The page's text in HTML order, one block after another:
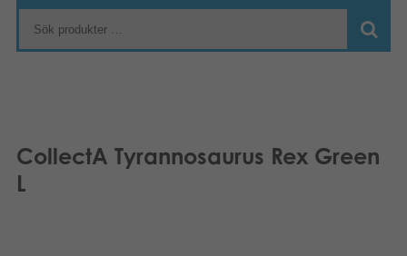
TACTIC
CollectA Tyrannosaurus Rex Green
L